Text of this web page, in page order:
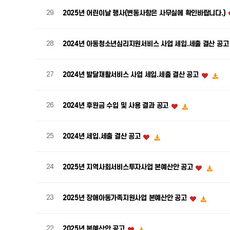
29 2025년 어린이날 행사(변동사항은 사무실에 확인바랍니다.)
28 2024년 아동청소년심리지원서비스 사업 세입.세출 결산 공
27 2024년 발달재활서비스 사업 세입.세출 결산 공고
26 2024년 후원금 수입 및 사용 결과 공고
25 2024년 세입.세출 결산 공고
24 2025년 지역사회서비스투자사업 본예산안 공고
23 2025년 장애아동가족지원사업 본예산안 공고
22